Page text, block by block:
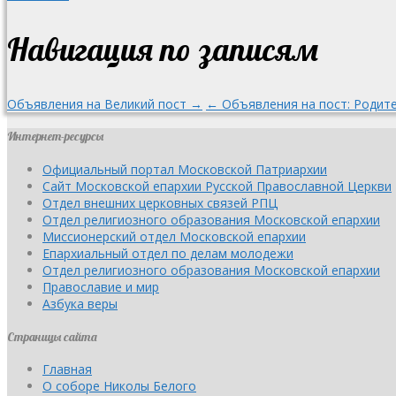
Навигация по записям
Объявления на Великий пост → ← Объявления на пост:
Интернет-ресурсы
Официальный портал Московской Патриархии
Сайт Московской епархии Русской Православной Церкви
Отдел внешних церковных связей РПЦ
Отдел религиозного образования Московской епархии
Миссионерский отдел Московской епархии
Епархиальный отдел по делам молодежи
Отдел религиозного образования Московской епархии
Православие и мир
Азбука веры
Страницы сайта
Главная
О соборе Николы Белого